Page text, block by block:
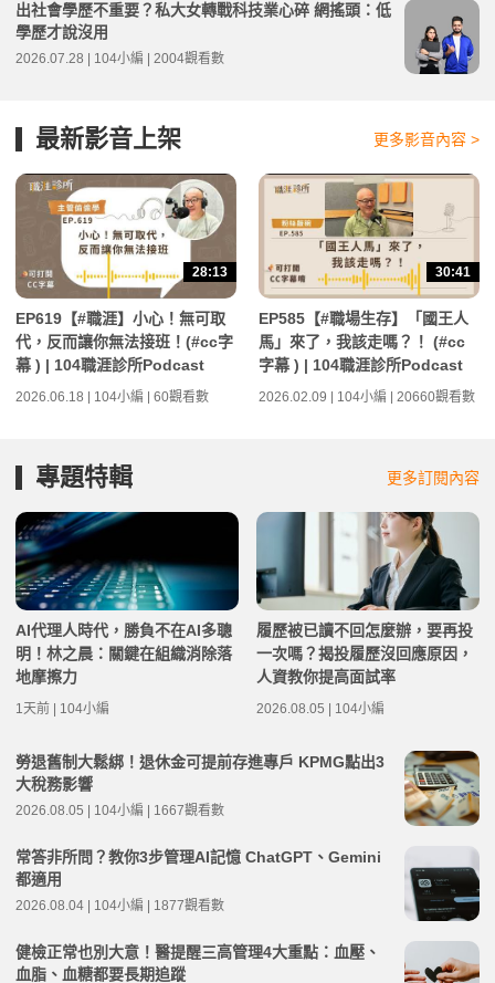
出社會學歷不重要？私大女轉戰科技業心碎 網搖頭：低
學歷才說沒用
2026.07.28 | 104小編 | 2004觀看數
最新影音上架 更多影音內容 >
28:13
EP619【#職涯】小心！無可取
代，反而讓你無法接班！(#cc字
幕 ) | 104職涯診所Podcast
2026.06.18 | 104小編 | 60觀看數
30:41
EP585【#職場生存】「國王人
馬」來了，我該走嗎？！ (#cc
字幕 ) | 104職涯診所Podcast
2026.02.09 | 104小編 | 20660觀看數
專題特輯 更多訂閱內容
AI代理人時代，勝負不在AI多聰
明！林之晨：關鍵在組織消除落
地摩擦力
1天前 | 104小編
履歷被已讀不回怎麼辦，要再投
一次嗎？揭投履歷沒回應原因，
人資教你提高面試率
2026.08.05 | 104小編
勞退舊制大鬆綁！退休金可提前存進專戶 KPMG點出3
大稅務影響
2026.08.05 | 104小編 | 1667觀看數
常答非所問？教你3步管理AI記憶 ChatGPT、Gemini
都適用
2026.08.04 | 104小編 | 1877觀看數
健檢正常也別大意！醫提醒三高管理4大重點：血壓、
血脂、血糖都要長期追蹤